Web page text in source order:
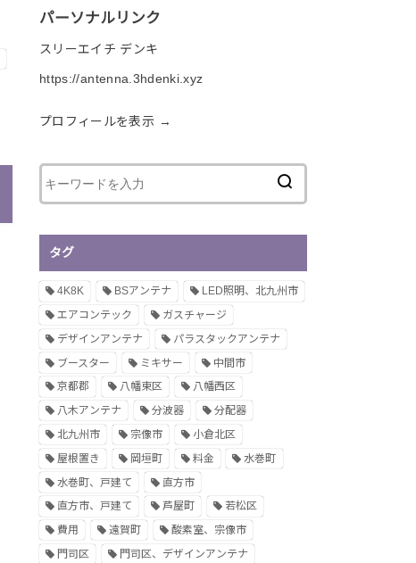
パーソナルリンク
スリーエイチ デンキ
https://antenna.3hdenki.xyz
プロフィールを表示 →
タグ
4K8K BSアンテナ
LED照明、北九州市
エアコンテック
ガスチャージ
デザインアンテナ
パラスタックアンテナ
ブースター
ミキサー
中間市
京都郡
八幡東区
八幡西区
八木アンテナ
分波器
分配器
北九州市
宗像市
小倉北区
屋根置き
岡垣町 料金
水巻町
水巻町、戸建て
直方市
直方市、戸建て
芦屋町
若松区
費用
遠賀町
酸素室、宗像市
門司区
門司区、デザインアンテナ